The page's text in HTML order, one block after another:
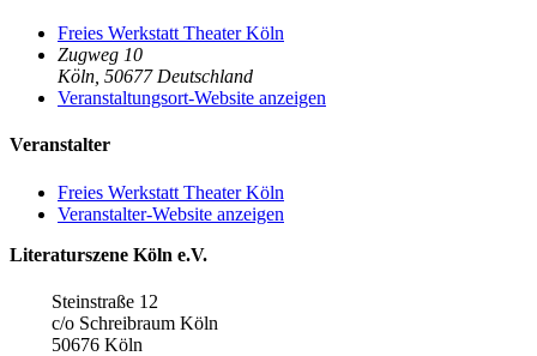
Freies Werkstatt Theater Köln
Zugweg 10
Köln 50677 Deutschland
Veranstaltungsort-Website anzeigen
Veranstalter
Freies Werkstatt Theater Köln
Veranstalter-Website anzeigen
Literaturszene Köln e.V.
Steinstraße 12
c/o Schreibraum Köln
50676 Köln